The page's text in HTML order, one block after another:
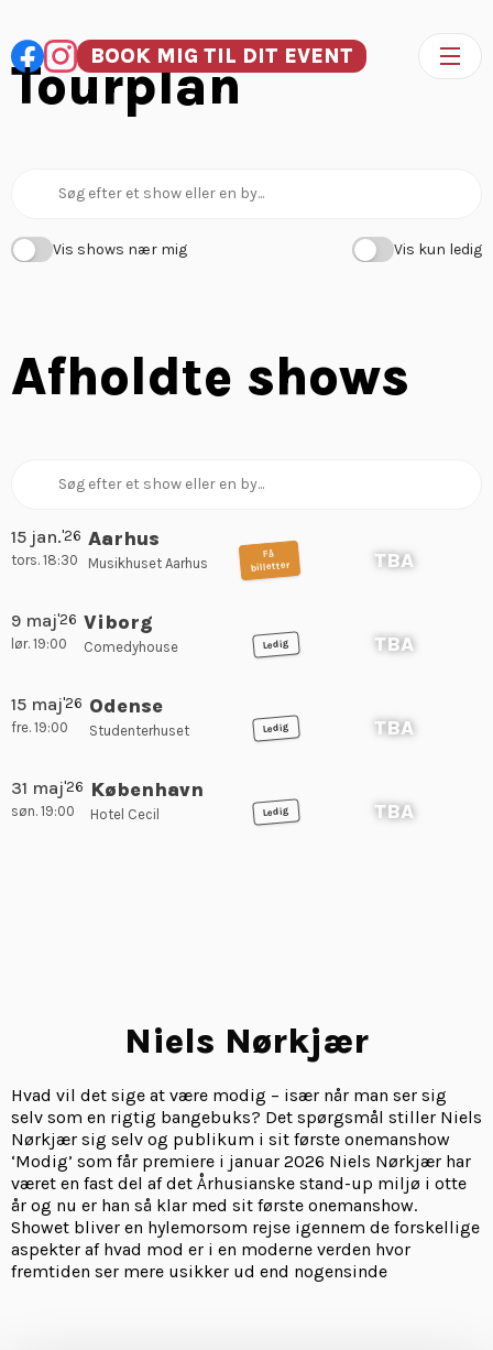
BOOK MIG TIL DIT EVENT
Tourplan
Vis shows nær mig Vis kun ledig
Afholdte shows
15 jan.'26
tors. 18:30
Aarhus
Musikhuset Aarhus
Få
billetter TBA
9 maj'26
lør. 19:00
Viborg
Comedyhouse Ledig TBA
15 maj'26
fre. 19:00
Odense
Studenterhuset Ledig TBA
31 maj'26
søn. 19:00
København
Hotel Cecil Ledig TBA
Niels Nørkjær
Hvad vil det sige at være modig – især når man ser sig
selv som en rigtig bangebuks? Det spørgsmål stiller Niels
Nørkjær sig selv og publikum i sit første onemanshow
‘Modig’ som får premiere i januar 2026 Niels Nørkjær har
været en fast del af det Århusianske stand-up miljø i otte
år og nu er han så klar med sit første onemanshow.
Showet bliver en hylemorsom rejse igennem de forskellige
aspekter af hvad mod er i en moderne verden hvor
fremtiden ser mere usikker ud end nogensinde